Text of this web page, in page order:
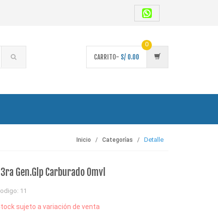
CARRITO- S/ 0.00
0
Inicio Categorías Detalle
Gen.Glp Carburado Omvl
11
sujeto a variación de venta